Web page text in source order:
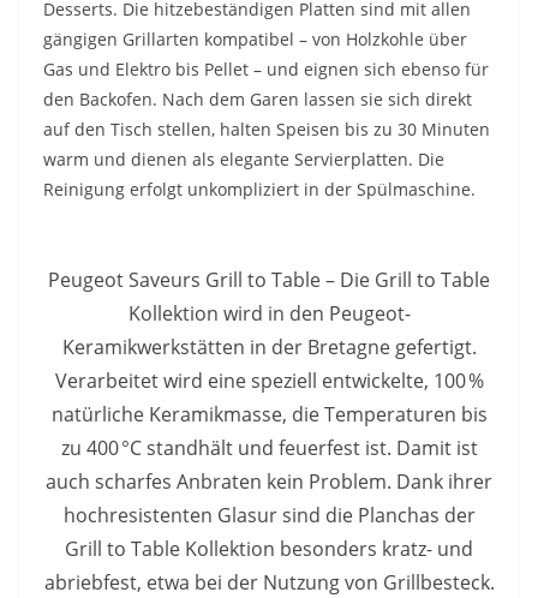
Desserts. Die hitzebeständigen Platten sind mit allen
gängigen Grillarten kompatibel – von Holzkohle über
Gas und Elektro bis Pellet – und eignen sich ebenso für
den Backofen. Nach dem Garen lassen sie sich direkt
auf den Tisch stellen, halten Speisen bis zu 30 Minuten
warm und dienen als elegante Servierplatten. Die
Reinigung erfolgt unkompliziert in der Spülmaschine.
Peugeot Saveurs Grill to Table – Die Grill to Table
Kollektion wird in den Peugeot-
Keramikwerkstätten in der Bretagne gefertigt.
Verarbeitet wird eine speziell entwickelte, 100 %
natürliche Keramikmasse, die Temperaturen bis
zu 400 °C standhält und feuerfest ist. Damit ist
auch scharfes Anbraten kein Problem. Dank ihrer
hochresistenten Glasur sind die Planchas der
Grill to Table Kollektion besonders kratz- und
abriebfest, etwa bei der Nutzung von Grillbesteck.